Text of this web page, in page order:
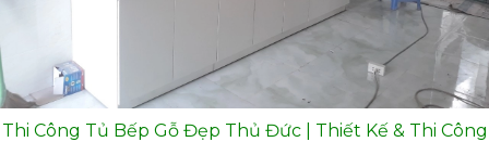
Thi Công Tủ Bếp Gỗ Đẹp Thủ Đức | Thiết Kế & Thi Công